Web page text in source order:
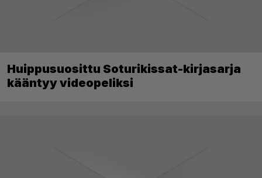
Huippusuosittu Soturikissat-kirjasarja
kääntyy videopeliksi